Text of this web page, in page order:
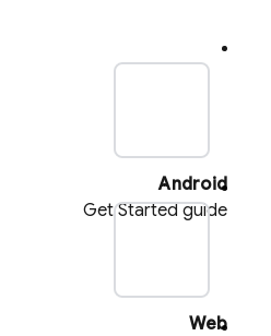
Android
Get Started guide
Web